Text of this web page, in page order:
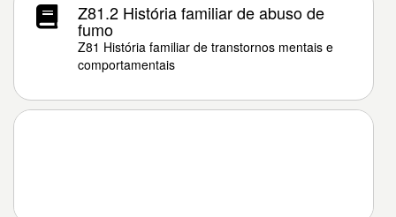
Z81.2 História familiar de abuso de
fumo
Z81 História familiar de transtornos mentais e
comportamentais